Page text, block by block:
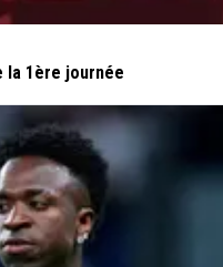
la 1ère journée